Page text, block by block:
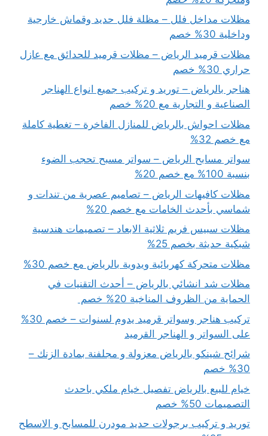
مظلات مداخل فلل – مظلة فلل حديد وقماش خارجية
وداخلية 30% خصم
مظلات قرميد الرياض – مظلات قرميد للحدائق مع عازل
حراري 30% خصم
هناجر بالرياض – توريد و تركيب جميع انواع الهناجر
الصناعية و التجارية مع 20% خصم
مظلات احواش بالرياض للمنازل الفاخرة – تغطية كاملة
مع خصم 32%
سواتر مسابح الرياض – سواتر مسبح تحجب الضوء
بنسبة 100% مع خصم 20%
مظلات كافيهات الرياض – تصاميم عصرية من تندات و
شماسي بأحدث الخامات مع خصم 20%
مظلات سبيس فريم ثلاثية الابعاد – تصميمات هندسية
شبكية حديثة بخصم 25%
مظلات متحركة كهربائية ويدوية بالرياض مع خصم 30%
مظلات شد انشائي بالرياض – أحدث التقنيات في
الحماية من الظروف المناخية 20% خصم
تركيب هناجر وسواتر قرميد يدوم لسنوات – خصم 30%
على السواتر و الهناجر القرميد
شرائح شينكو بالرياض معزولة و مجلفنة بمادة الزنك –
30% خصم
خيام للبيع بالرياض تفصيل خيام ملكي باحدث
التصميمات 50% خصم
توريد و تركيب برجولات حديد مودرن للمسابح و الاسطح